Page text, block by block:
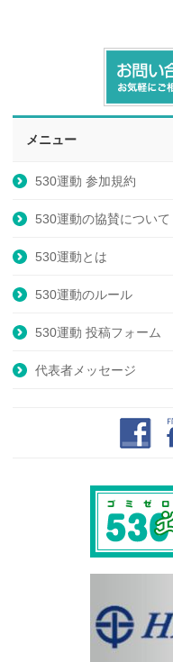
メニュー
530運動 参加規約
530運動の協賛について
530運動とは
530運動のルール
530運動 投稿フォーム
代表者メッセージ